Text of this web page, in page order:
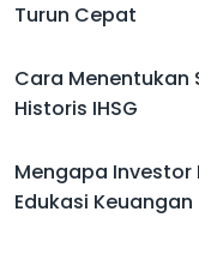
Turun Cepat
Cara Menentukan
Historis IHSG
Mengapa Investor
Edukasi Keuangan